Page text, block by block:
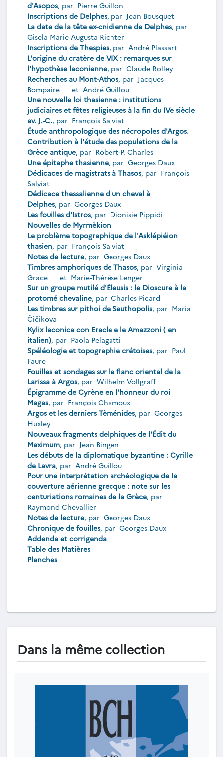
d'Asopos, par Pierre Guillon
Inscriptions de Delphes, par Jean Bousquet
La date de la tête ex-cnidienne de Delphes, par
Gisela Marie Augusta Richter
Inscriptions de Thespies, par André Plassart
L'origine du cratère de VIX : remarques sur
l'hypothèse laconienne, par Claude Rolley
Recherches au Mont-Athos, par Jacques
Bompaire
et André Guillou
Une nouvelle loi thasienne : institutions
judiciaires et fêtes religieuses à la fin du IVe siècle
av. J.-C., par François Salviat
Étude anthropologique des nécropoles d'Argos.
Contribution à l'étude des populations de la
Grèce antique, par Robert-P. Charles
Une épitaphe thasienne, par Georges Daux
Dédicaces de magistrats à Thasos, par François
Salviat
Dédicace thessalienne d'un cheval à
Delphes, par Georges Daux
Les fouilles d'Istros, par Dionisie Pippidi
Nouvelles de Myrmèkion
Le problème topographique de l'Asklépiéion
thasien, par François Salviat
Notes de lecture, par Georges Daux
Timbres amphoriques de Thasos, par Virginia
Grace
et Marie-Thérèse Lenger
Sur un groupe mutilé d'Éleusis : le Dioscure à la
protomé chevaline, par Charles Picard
Les timbres sur pithoi de Seuthopolis, par Maria
Čičikova
Kylix laconica con Eracle e le Amazzoni ( en
italien), par Paola Pelagatti
Spéléologie et topographie crétoises, par Paul
Faure
Fouilles et sondages sur le flanc oriental de la
Larissa à Argos, par Wilhelm Vollgraff
Épigramme de Cyrène en l'honneur du roi
Magas, par François Chamoux
Argos et les derniers Tèménides, par Georges
Huxley
Nouveaux fragments delphiques de l'Édit du
Maximum, par Jean Bingen
Les débuts de la diplomatique byzantine : Cyrille
de Lavra, par André Guillou
Pour une interprétation archéologique de la
couverture aérienne grecque : note sur les
centuriations romaines de la Grèce, par
Raymond Chevallier
Notes de lecture, par Georges Daux
Chronique de fouilles, par Georges Daux
Addenda et corrigenda
Table des Matières
Planches
Dans la même collection